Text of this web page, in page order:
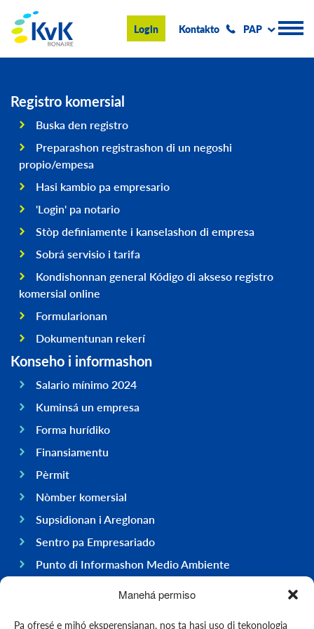
Manehá permiso
Pa ofresé e mihó eksperensianan, nos ta hasi uso di tekonologia
KvK Bonaire
Login Kontakto PAP
Registro Komersial
Konseho i informashon
Hasi negoshi na Boneiru
Tokante nos
Buska
Registro komersial
Buska den registro
Preparashon registrashon di un negoshi
propio/empesa
Hasi kambio pa empresario
'Login' pa notario
Stòp definiamente i kanselashon di empresa
Sobrá servisio i tarifa
Kondishonnan general Kódigo di akseso registro
komersial online
Formularionan
Dokumentunan rekerí
Konseho i informashon
Salario mínimo 2024
Kuminsá un empresa
Forma hurídiko
Finansiamentu
Pèrmit
Nòmber komersial
Supsidionan i Areglonan
Sentro pa Empresariado
Punto di Informashon Medio Ambiente
Hasi negoshi na Boneiru